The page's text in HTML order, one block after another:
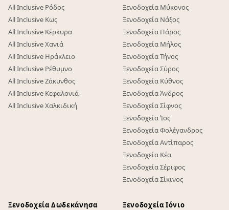
All Inclusive Ρόδος
All Inclusive Κως
All Inclusive Κέρκυρα
All Inclusive Χανιά
All Inclusive Ηράκλειο
All Inclusive Ρέθυμνο
All Inclusive Ζάκυνθος
All Inclusive Κεφαλονιά
All Inclusive Χαλκιδική
Ξενοδοχεία Μύκονος
Ξενοδοχεία Νάξος
Ξενοδοχεία Πάρος
Ξενοδοχεία Μήλος
Ξενοδοχεία Τήνος
Ξενοδοχεία Σύρος
Ξενοδοχεία Κύθνος
Ξενοδοχεία Άνδρος
Ξενοδοχεία Σίφνος
Ξενοδοχεία Ίος
Ξενοδοχεία Φολέγανδρος
Ξενοδοχεία Αντίπαρος
Ξενοδοχεία Κέα
Ξενοδοχεία Σέριφος
Ξενοδοχεία Σίκινος
Ξενοδοχεία Δωδεκάνησα
Ξενοδοχεία Ιόνιο